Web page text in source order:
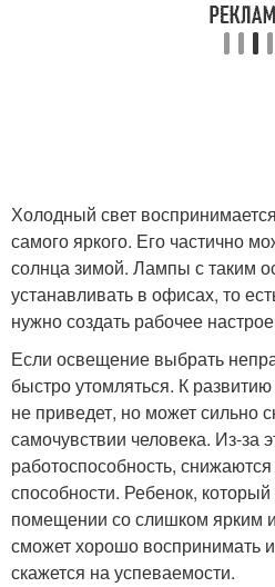
Холодный свет
самого яркого. Его частично
солнца зимой. Лампы с таким
устанавливать в офисах, то
нужно создать рабочее
Если освещение выбрать
быстро утомляться. К
не приведет, но может сильно
самочувствии человека. Из-за
работоспособность,
способности. Ребенок, который
помещении со слишком ярким
сможет хорошо воспринимать
скажется на успеваемости.